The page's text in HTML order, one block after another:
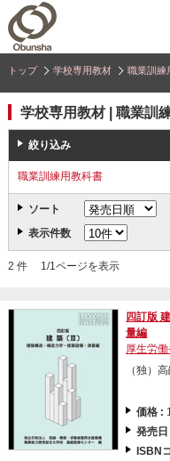
トップ 学校専用教材 職業訓練
学校専用教材 | 職業訓
絞り込み
職業訓練用教科書
ソート
表示件数
2 件 1/1ページを表示
四訂版
量編
厚生労
（独
価格 :
発売
ISBN